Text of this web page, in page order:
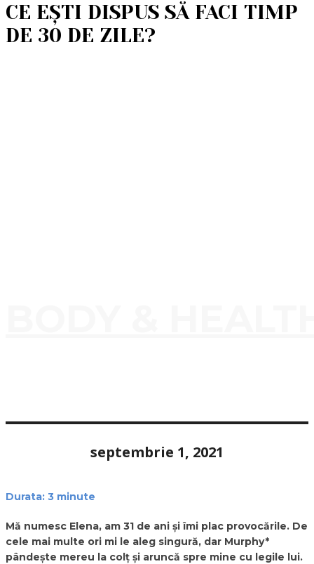
CE EȘTI DISPUS SĂ FACI TIMP
DE 30 DE ZILE?
septembrie 1, 2021
Durata: 3 minute
Mă numesc Elena, am 31 de ani și îmi plac provocările. De
cele mai multe ori mi le aleg singură, dar Murphy*
pândește mereu la colț și aruncă spre mine cu legile lui.